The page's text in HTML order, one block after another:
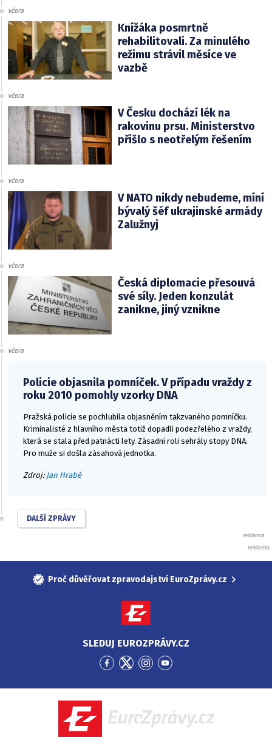
včera
Knížáka posmrtně
rehabilitovali. Za minulého
režimu strávil měsíce ve
vazbě
včera
V Česku dochází lék na
rakovinu prsu. Ministerstvo
přišlo s neotřelým řešením
včera
V NATO nikdy nebudeme, míní
bývalý šéf ukrajinské armády
Zalužnyj
včera
Česká diplomacie přesouvá
své síly. Jeden konzulát
zanikne, jiný vznikne
včera
Policie objasnila pomníček. V případu vraždy z
roku 2010 pomohly vzorky DNA
Pražská policie se pochlubila objasněním takzvaného pomníčku.
Kriminalisté z hlavního města totiž dopadli podezřelého z vraždy,
která se stala před patnácti lety. Zásadní roli sehrály stopy DNA.
Pro muže si došla zásahová jednotka.
Zdroj: Jan Hrabě
DALŠÍ ZPRÁVY
Proč důvěřovat zpravodajství EuroZprávy.cz
SLEDUJ EUROZPRÁVY.CZ
Přejít
Facebook
Přejít
Twitter
Přejít
Instagram
Přejít
YouTube
EuroZprávy.cz